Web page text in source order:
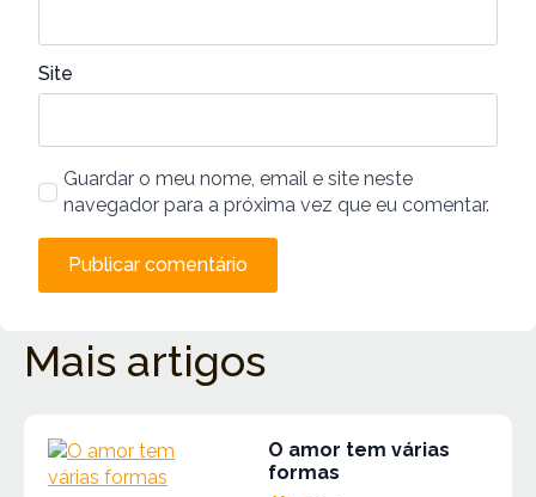
Site
Guardar o meu nome, email e site neste
navegador para a próxima vez que eu comentar.
Mais artigos
O amor tem várias
formas